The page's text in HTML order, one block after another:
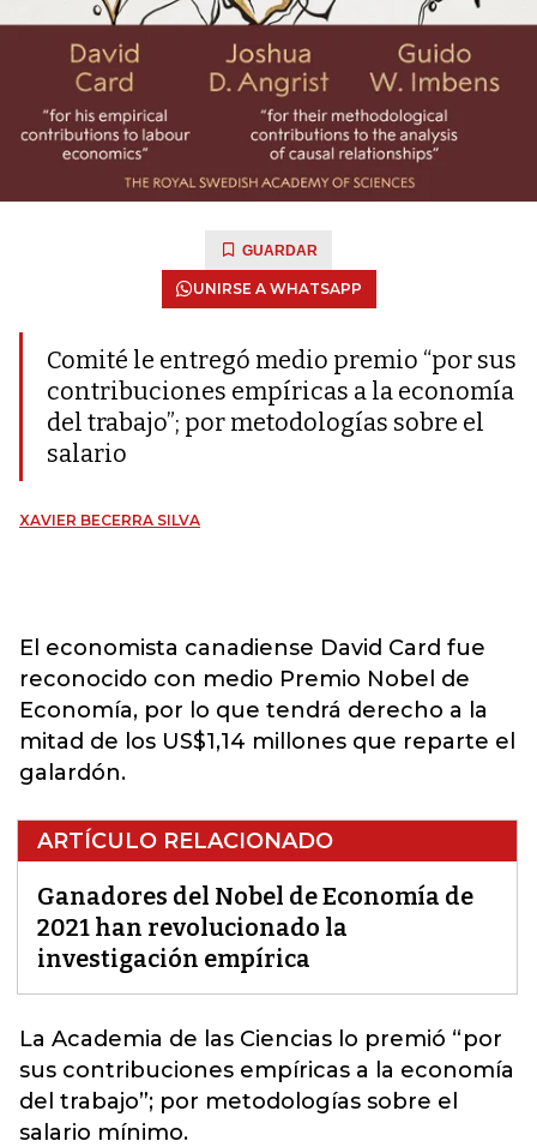
GUARDAR
UNIRSE A WHATSAPP
Comité le entregó medio premio “por sus
contribuciones empíricas a la economía
del trabajo”; por metodologías sobre el
salario
XAVIER BECERRA SILVA
El economista canadiense David Card fue
reconocido con medio Premio Nobel de
Economía, por lo que tendrá derecho a la
mitad de los US$1,14 millones que reparte el
galardón.
ARTÍCULO RELACIONADO
Ganadores del Nobel de Economía de
2021 han revolucionado la
investigación empírica
La Academia de las Ciencias lo premió “por
sus contribuciones empíricas a la economía
del trabajo”; por metodologías sobre el
salario mínimo.